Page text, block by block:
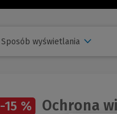
Sposób wyświetlania
-15 % Ochrona